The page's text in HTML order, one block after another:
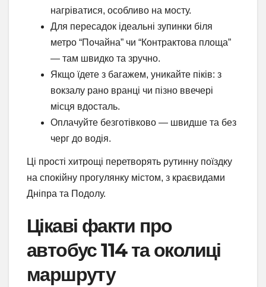
нагріватися, особливо на мосту.
Для пересадок ідеальні зупинки біля
метро “Почайна” чи “Контрактова площа”
— там швидко та зручно.
Якщо їдете з багажем, уникайте піків: з
вокзалу рано вранці чи пізно ввечері
місця вдосталь.
Оплачуйте безготівково — швидше та без
черг до водія.
Ці прості хитрощі перетворять рутинну поїздку
на спокійну прогулянку містом, з краєвидами
Дніпра та Подолу.
Цікаві факти про
автобус 114 та околиці
маршруту